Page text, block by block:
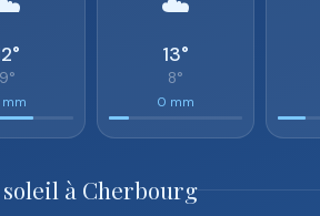
9°
13°
8°
0 mm
à Cherbourg